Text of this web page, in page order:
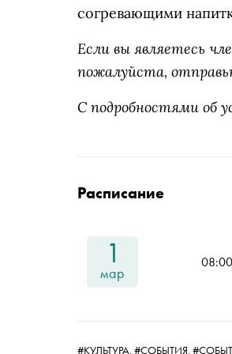
согревающими
Если вы являетесь
пожалуйста,
С подробностями об
Расписание
1
мар
08:00
#КУЛЬТУРА, #СОБЫТИЯ,